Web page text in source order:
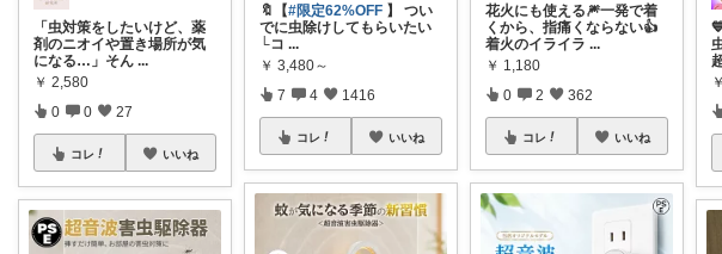
「虫対策をしたいけど、薬
剤のニオイや置き場所が気
になる…」そん ...
￥ 2,580
0 0 27
コレ いいね
🔖【#限定62%OFF 】 つい
でに虫除けしてもらいたい
└コ ...
￥ 3,480～
7 4 1416
コレ いいね
花火にも使える🎆一発で着
くから、指痛くならない👍
着火のイライラ ...
￥ 1,180
0 2 362
コレ いいね
￥